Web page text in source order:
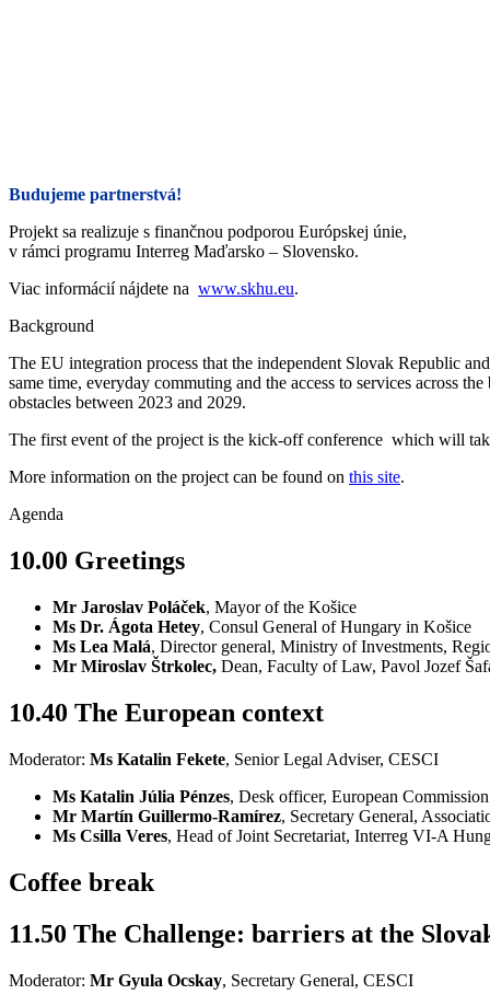
Budujeme partnerstvá!
Projekt sa realizuje s finančnou podporou Európskej únie,
v rámci programu Interreg Maďarsko – Slovensko.
Viac informácií nájdete na www.skhu.eu.
Background
The EU integration process that the independent Slovak Republic
same time, everyday commuting and the access to services across
obstacles between 2023 and 2029.
The first event of the project is the kick-off conference which will
More information on the project can be found on this site.
Agenda
10.00 Greetings
Mr Jaroslav Poláček, Mayor of the Košice
Ms Dr. Ágota Hetey, Consul General of Hungary in Košice
Ms Lea Malá, Director general, Ministry of Investments,
Mr Miroslav Štrkolec, Dean, Faculty of Law, Pavol Jozef
10.40 The European context
Moderator: Ms Katalin Fekete, Senior Legal Adviser, CESCI
Ms Katalin Júlia Pénzes, Desk officer, European
Mr Martín Guillermo-Ramírez, Secretary General,
Ms Csilla Veres, Head of Joint Secretariat, Interreg VI-A
Coffee break
11.50 The Challenge: barriers at the
Moderator: Mr Gyula Ocskay, Secretary General, CESCI